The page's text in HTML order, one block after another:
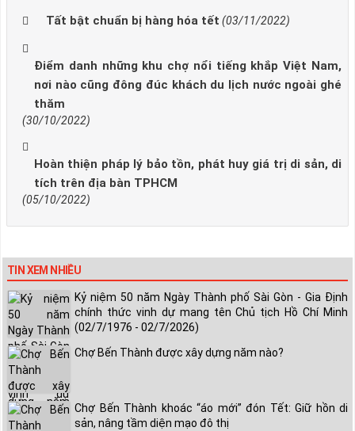
Tất bật chuẩn bị hàng hóa tết (03/11/2022)
Điểm danh những khu chợ nổi tiếng khắp Việt Nam,
nơi nào cũng đông đúc khách du lịch nước ngoài ghé
thăm
(30/10/2022)
Hoàn thiện pháp lý bảo tồn, phát huy giá trị di sản, di
tích trên địa bàn TPHCM
(05/10/2022)
TIN XEM NHIỀU
Kỷ niệm 50 năm Ngày Thành phố Sài Gòn - Gia Định
chính thức vinh dự mang tên Chủ tịch Hồ Chí Minh
(02/7/1976 - 02/7/2026)
Chợ Bến Thành được xây dựng năm nào?
Chợ Bến Thành khoác “áo mới” đón Tết: Giữ hồn di
sản, nâng tầm diện mạo đô thị